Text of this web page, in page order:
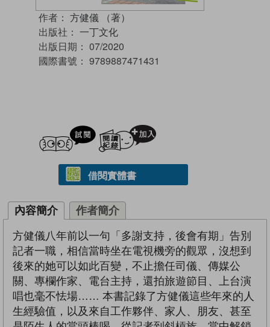
作者： 方健儀 （著）
出版社： 一丁文化
出版日期： 07/2020
國際書號： 9789887471431
試閲
借閱實體書
內容簡介 作者簡介
方健儀八年前以一句「多謝支持，後會有期」告別
記者一職，相信當時坐在電視機旁的觀眾，沒想到
後來的她可以如此百變，不止擔任司儀、傳媒公
關、專欄作家、電台主持，還拍旅遊節目、上台演
唱也毫不怯場…… 本書記錄了方健儀這些年來的人
生經驗值，以及來自工作夥伴、家人、朋友、甚至